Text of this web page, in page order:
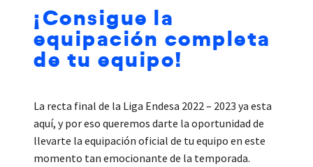
¡Consigue la
equipación completa
de tu equipo!
La recta final de la Liga Endesa 2022 – 2023 ya esta
aquí, y por eso queremos darte la oportunidad de
llevarte la equipación oficial de tu equipo en este
momento tan emocionante de la temporada.